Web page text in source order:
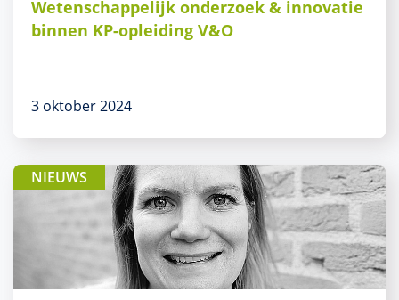
Wetenschappelijk onderzoek & innovatie
binnen KP-opleiding V&O
3 oktober 2024
NIEUWS